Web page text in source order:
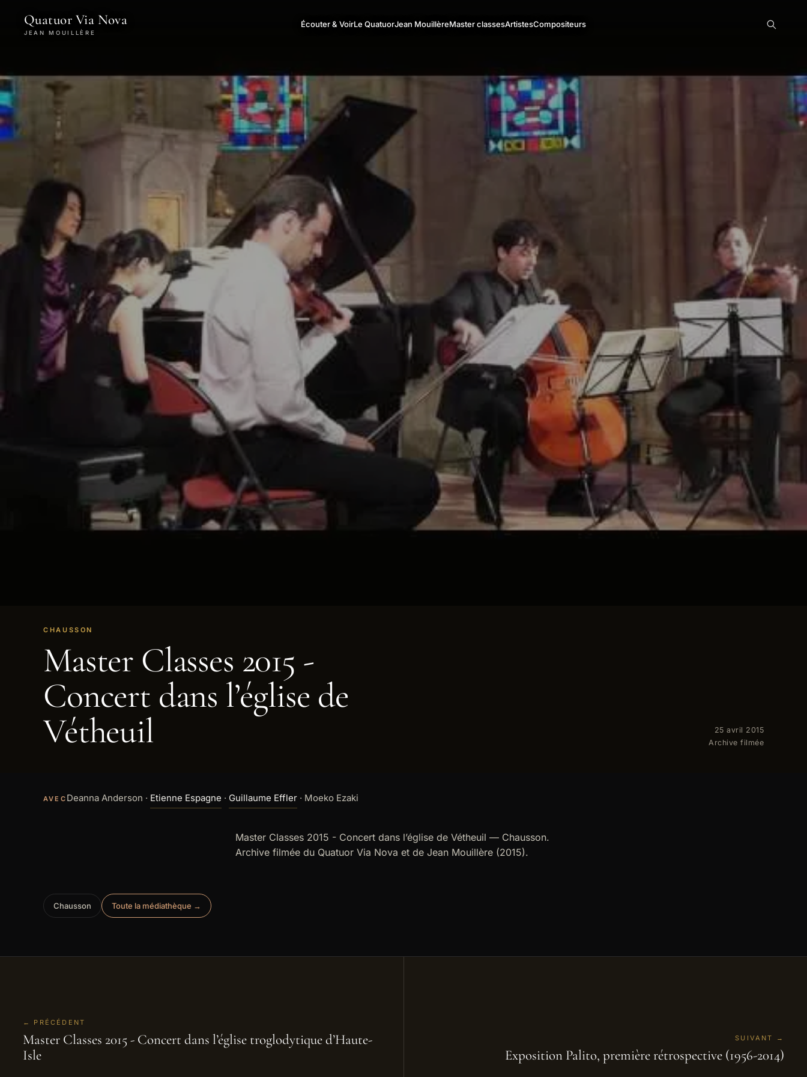
Quatuor Via Nova
JEAN MOUILLÈRE
Écouter & VoirLe QuatuorJean MouillèreMaster classesArtistesCompositeurs
VOIR LA VIDÉO
CHAUSSON
Master Classes 2015 -
Concert dans l’église de
Vétheuil
25 avril 2015
Archive filmée
AVEC Deanna Anderson · Etienne Espagne · Guillaume Effler· Moeko Ezaki
Master Classes 2015 - Concert dans l’église de Vétheuil — Chausson.
Archive filmée du Quatuor Via Nova et de Jean Mouillère (2015).
Chausson Toute la médiathèque →
← PRÉCÉDENT
Master Classes 2015 - Concert dans l’église troglodytique d’Haute-
Isle
SUIVANT →
Exposition Palito, première rétrospective (1956-2014)